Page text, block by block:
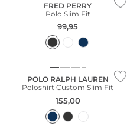
FRED PERRY
Polo Slim Fit
99,95
POLO RALPH LAUREN
Poloshirt Custom Slim Fit
155,00